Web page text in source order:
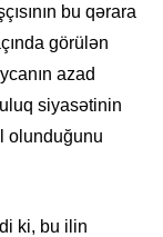
bu qərara
görülən
azad
siyasətinin
olunduğunu
ki, bu ilin